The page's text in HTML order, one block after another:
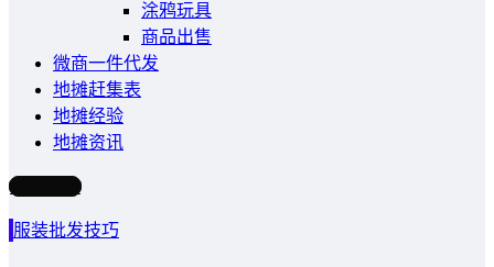
涂鸦玩具
商品出售
微商一件代发
地摊赶集表
地摊经验
地摊资讯
写文章
服装批发技巧